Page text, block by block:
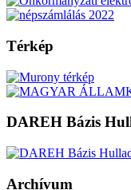
Térkép
DAREH Bázis
Archívum